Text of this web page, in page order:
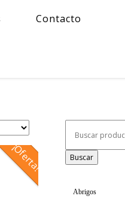
Contacto
¡Oferta! Buscar
Abrigos